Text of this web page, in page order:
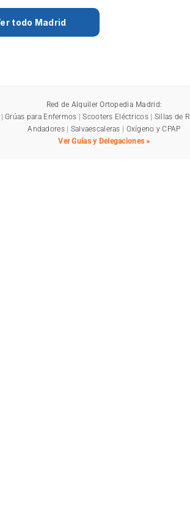
todo Madrid
Red de Alquiler Ortopedia Madrid:
|Grúas para Enfermos |Scooters Eléctricos| Sillas de
Andadores| Salvaescaleras | Oxígeno y CPAP
Ver Guías y Delegaciones »